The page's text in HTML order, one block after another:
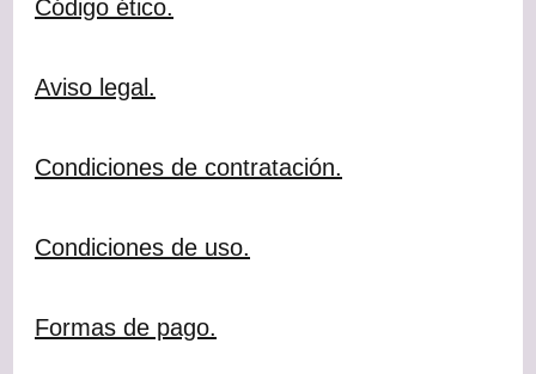
Código ético.
Aviso legal.
Condiciones de contratación.
Condiciones de uso.
Formas de pago.